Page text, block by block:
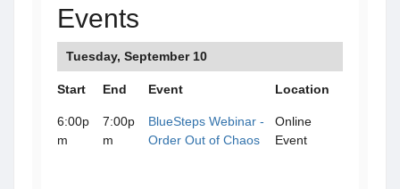
Events
Tuesday, September 10
Start End Event Location
6:00p
m
7:00p
m
BlueSteps Webinar -
Order Out of Chaos
Online
Event